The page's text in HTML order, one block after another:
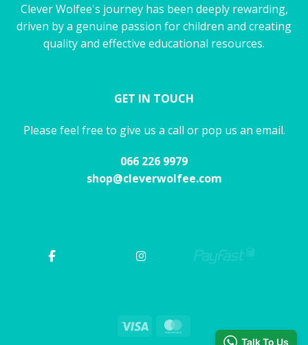
Clever Wolfee's journey has been deeply rewarding,
driven by a genuine passion for children and creating
quality and effective educational resources.
GET IN TOUCH
Please feel free to give us a call or pop us an email.
066 226 9979
shop@cleverwolfee.com
Visa
Talk To Us